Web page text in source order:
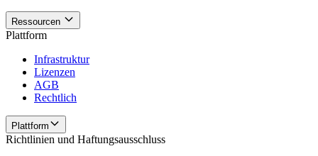
Ressourcen
Plattform
Infrastruktur
Lizenzen
AGB
Rechtlich
Plattform
Richtlinien und Haftungsausschluss